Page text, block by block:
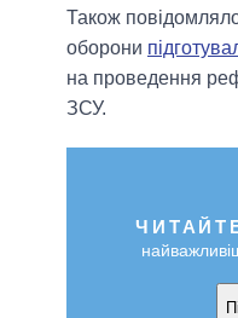
Також
оборони
на проведення
ЗСУ.